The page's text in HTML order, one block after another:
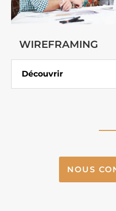
WIREFRAMING
Découvrir
NOUS